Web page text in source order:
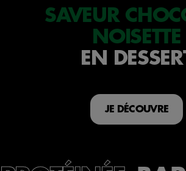
SAVEUR
NOISETTE
EN
JE DÉCOUVRE